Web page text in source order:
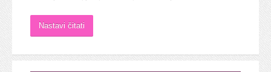
Nastavi čitati